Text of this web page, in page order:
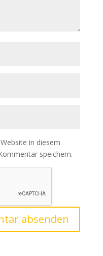
in diesem
speichern.